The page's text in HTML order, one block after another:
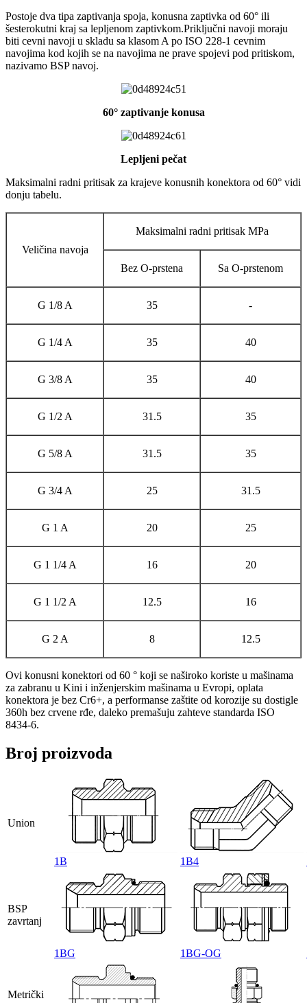
Postoje dva tipa zaptivanja spoja, konusna zaptivka od 60° ili
šesterokutni kraj sa lepljenom zaptivkom.Priključni navoji moraju
biti cevni navoji u skladu sa klasom A po ISO 228-1 cevnim
navojima kod kojih se na navojima ne prave spojevi pod pritiskom,
nazivamo BSP navoj.
60° zaptivanje konusa
Lepljeni pečat
Maksimalni radni pritisak za krajeve konusnih konektora od 60° vidi
donju tabelu.
Veličina navoja
Maksimalni radni pritisak MPa
Bez O-prstena Sa O-prstenom
G 1/8 A 35 -
G 1/4 A 35 40
G 3/8 A 35 40
G 1/2 A 31.5 35
G 5/8 A 31.5 35
G 3/4 A 25 31.5
G 1 A 20 25
G 1 1/4 A 16 20
G 1 1/2 A 12.5 16
G 2 A 8 12.5
Ovi konusni konektori od 60 ° koji se naširoko koriste u mašinama
za zabranu u Kini i inženjerskim mašinama u Evropi, oplata
konektora je bez Cr6+, a performanse zaštite od korozije su dostigle
360h bez crvene rđe, daleko premašuju zahteve standarda ISO
8434-6.
Broj proizvoda
Union
1B 1B4
BSP
zavrtanj
1BG 1BG-OG
Metrički